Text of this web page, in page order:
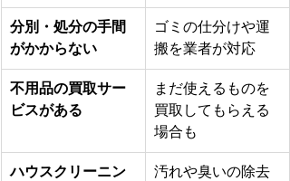
分別・処分の手間
がかからない
ゴミの仕分けや運
搬を業者が対応
不用品の買取サー
ビスがある
まだ使えるものを
買取してもらえる
場合も
ハウスクリーニン
汚れや臭いの除去